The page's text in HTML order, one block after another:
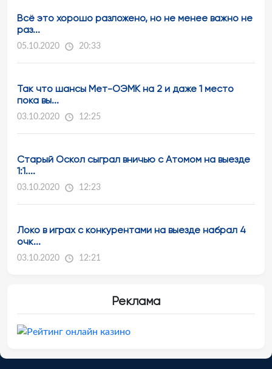
Всё это хорошо разложено, но не менее важно не
раз...
05.10.2020 20:33
Так что шансы Мет-ОЭМК на 2 и даже 1 место
пока вы...
03.10.2020 12:25
Старый Оскол сыграл вничью с Атомом на выезде
1:1....
03.10.2020 12:23
Локо в играх с конкурентами на выезде набрал 4
очк...
03.10.2020 12:21
Реклама